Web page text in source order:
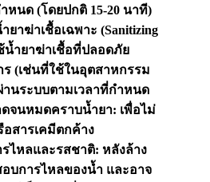
หนด (โดยปกติ 15-20 นาที)
ยาฆ่าเชื้อเฉพาะ (Sanitizing
น้ำยาฆ่าเชื้อที่ปลอดภัย
(เช่นที่ใช้ในอุตสาหกรรม
นระบบตามเวลาที่กำหนด
จนหมดคราบน้ำยา: เพื่อไม่
สารเคมีตกค้าง
ไหลและรสชาติ: หลังล้าง
อบการไหลของน้ำ และอาจ